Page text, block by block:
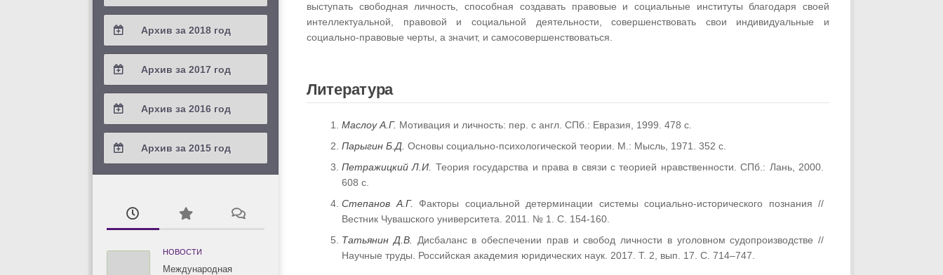
выступать свободная личность, способная создавать правовые и социальные институты благодаря своей
интеллектуальной, правовой и социальной деятельности, совершенствовать свои индивидуальные и
социально-правовые черты, а значит, и самосовершенствоваться.
Литература
Маслоу А.Г. Мотивация и личность: пер. с англ. СПб.: Евразия, 1999. 478 с.
Парыгин Б.Д. Основы социально-психологической теории. М.: Мысль, 1971. 352 с.
Петражицкий Л.И.
Теория государства и права в связи с теорией нравственности. СПб.: Лань, 2000.
608 с.
Степанов А.Г. Факторы социальной детерминации системы социально-исторического познания //
Вестник Чувашского университета. 2011. № 1. С. 154-160.
Татьянин Д.В.
Дисбаланс в обеспечении прав и свобод личности в уголовном судопроизводстве //
Научные труды. Российская академия юридических наук. 2017. Т. 2, вып. 17. С. 714–747.
2019 / #4
2019 / #3
2019 / #1
Архив за 2018 год
2018 / #4
2018 / #3
2018 / #1
Архив за 2017 год
2017 / #4
2017 / #3
Архив за 2016 год
2016 / #4
2016 / #3
Архив за 2015 год
2015 / #3
2015 / #2
НОВОСТИ
Международная